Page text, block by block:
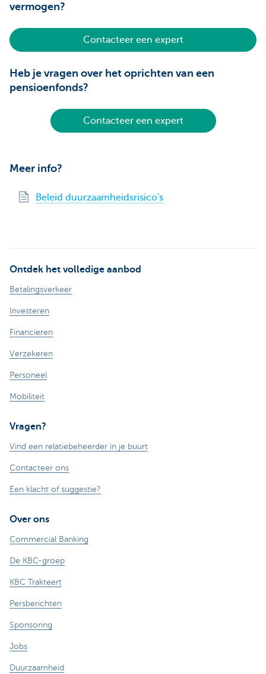
vermogen?
Contacteer een expert
Heb je vragen over het oprichten van een
pensioenfonds?
Contacteer een expert
Meer info?
Beleid duurzaamheidsrisico's
Ontdek het volledige aanbod
Betalingsverkeer
Investeren
Financieren
Verzekeren
Personeel
Mobiliteit
Vragen?
Vind een relatiebeheerder in je buurt
Contacteer ons
Een klacht of suggestie?
Over ons
Commercial Banking
De KBC-groep
KBC Trakteert
Persberichten
Sponsoring
Jobs
Duurzaamheid